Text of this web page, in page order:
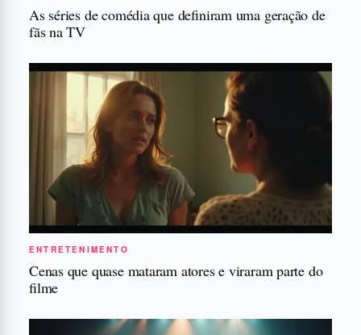
As séries de comédia que definiram uma geração de
fãs na TV
ENTRETENIMENTO
Cenas que quase mataram atores e viraram parte do
filme